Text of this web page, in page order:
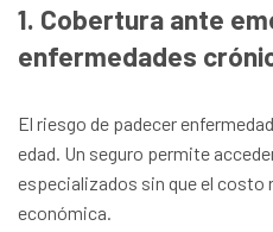
1. Cobertura ante
enfermedades
El riesgo de padecer
edad. Un seguro permite
especializados sin que el costo
económica.